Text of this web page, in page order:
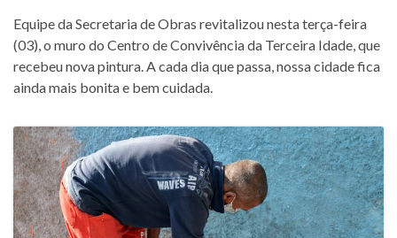
Equipe da Secretaria de Obras revitalizou nesta terça-feira
(03), o muro do Centro de Convivência da Terceira Idade, que
recebeu nova pintura. A cada dia que passa, nossa cidade fica
ainda mais bonita e bem cuidada.